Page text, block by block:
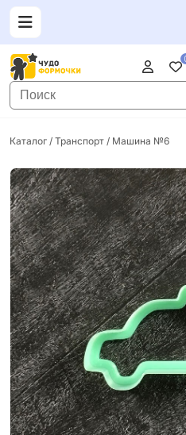
Каталог / Транспорт / Машина №6